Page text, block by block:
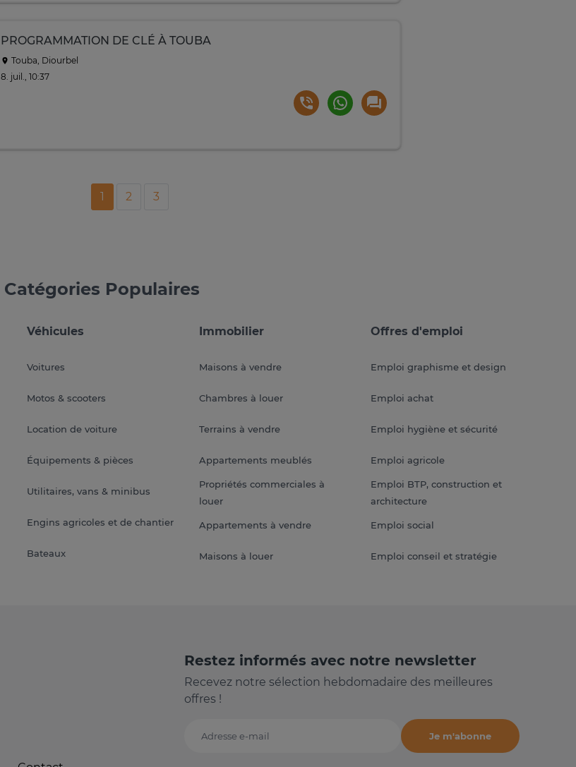
PROGRAMMATION DE CLÉ À TOUBA
Touba, Diourbel
8. juil., 10:37
1 2 3
Catégories Populaires
Véhicules
Voitures
Motos & scooters
Location de voiture
Équipements & pièces
Utilitaires, vans & minibus
Engins agricoles et de chantier
Bateaux
Immobilier
Maisons à vendre
Chambres à louer
Terrains à vendre
Appartements meublés
Propriétés commerciales à
louer
Appartements à vendre
Maisons à louer
Offres d'emploi
Emploi graphisme et design
Emploi achat
Emploi hygiène et sécurité
Emploi agricole
Emploi BTP, construction et
architecture
Emploi social
Emploi conseil et stratégie
Restez informés avec notre newsletter
Recevez notre sélection hebdomadaire des meilleures
offres !
Adresse e-mail
Je m'abonne